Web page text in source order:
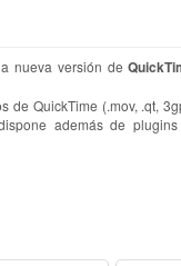
nueva versión de
QuickTime (.mov, .qt,
además de